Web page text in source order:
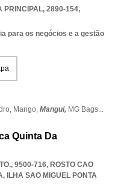
PRINCIPAL, 2890-154,
para os negócios e a gestão
Mango, Mangui, MG Bags...
Quinta Da
9500-716, ROSTO CAO
, ILHA SAO MIGUEL PONTA